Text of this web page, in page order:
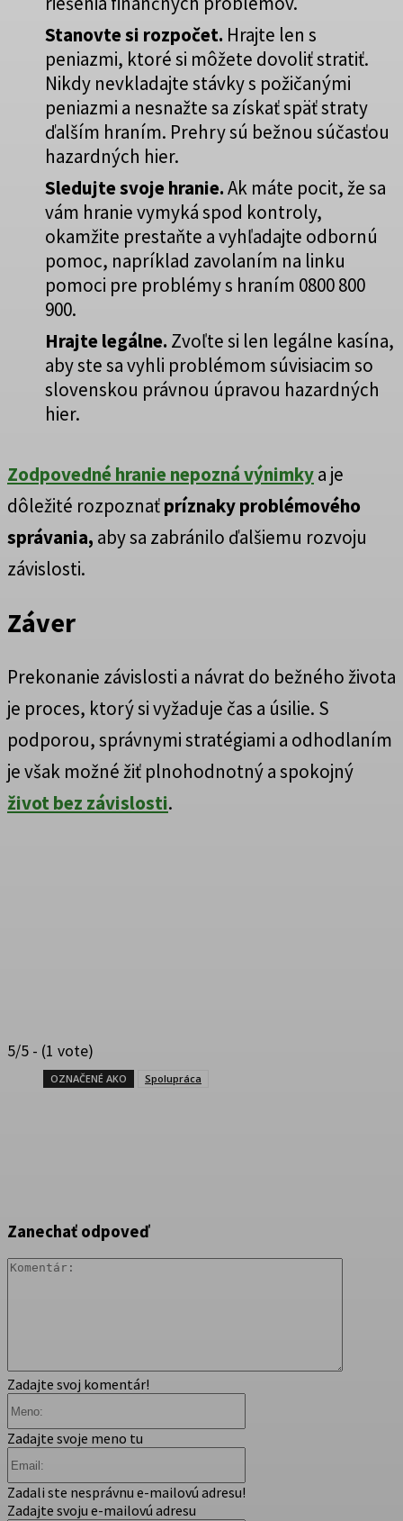
Stanovte si rozpočet. Hrajte len s
peniazmi, ktoré si môžete dovoliť stratiť.
Nikdy nevkladajte stávky s požičanými
peniazmi a nesnažte sa získať späť straty
ďalším hraním. Prehry sú bežnou súčasťou
hazardných hier.
Sledujte svoje hranie.Ak máte pocit, že sa
vám hranie vymyká spod kontroly,
okamžite prestaňte a vyhľadajte odbornú
pomoc, napríklad zavolaním na linku
pomoci pre problémy s hraním 0800 800
900.
Hrajte legálne. Zvoľte si len legálne kasína,
aby ste sa vyhli problémom súvisiacim so
slovenskou právnou úpravou hazardných
hier.
Zodpovedné hranie nepozná výnimkya je
dôležité rozpoznaťpríznaky problémového
správania, aby sa zabránilo ďalšiemu rozvoju
závislosti.
Záver
Prekonanie závislosti a návrat do bežného života
je proces, ktorý si vyžaduje čas a úsilie. S
podporou, správnymi stratégiami a odhodlaním
je však možné žiť plnohodnotný a spokojný
život bez závislosti.
5/5 - (1 vote)
OZNAČENÉ AKO Spolupráca
Zanechať odpoveď
Zadajte svoj komentár!
Zadajte svoje meno tu
Zadali ste nesprávnu e-mailovú adresu!
Zadajte svoju e-mailovú adresu